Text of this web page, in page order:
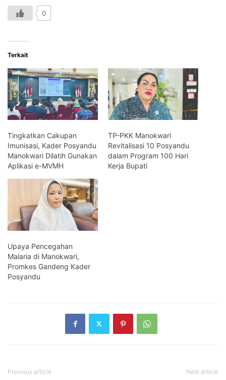
0
Terkait
Tingkatkan Cakupan
Imunisasi, Kader Posyandu
Manokwari Dilatih Gunakan
Aplikasi e-MVMH
TP-PKK Manokwari
Revitalisasi 10 Posyandu
dalam Program 100 Hari
Kerja Bupati
Upaya Pencegahan
Malaria di Manokwari,
Promkes Gandeng Kader
Posyandu
Previous article Next article